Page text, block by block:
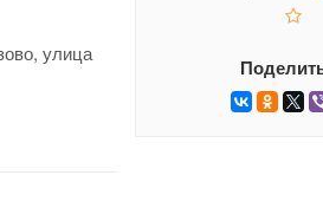
улица